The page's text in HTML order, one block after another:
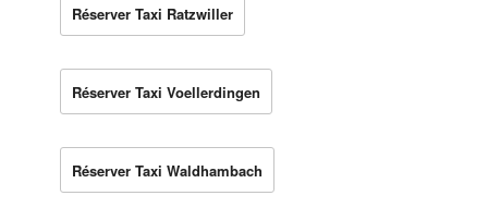
Réserver Taxi Ratzwiller
Réserver Taxi Voellerdingen
Réserver Taxi Waldhambach